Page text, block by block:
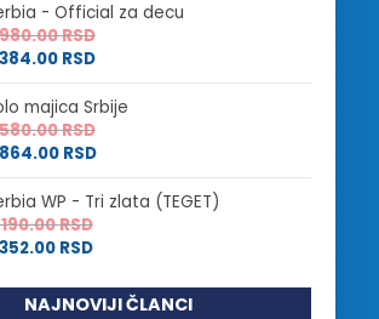
- Official za decu
RSD
RSD
majica Srbije
RSD
RSD
WP - Tri zlata (TEGET)
RSD
RSD
NAJNOVIJI ČLANCI